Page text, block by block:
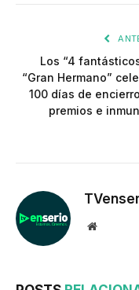
Los “4
“Gran Hermano”
100 días de
premios e
Website